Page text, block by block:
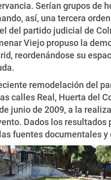
Serían grupos de
así, una tercera
del partido judicial de
Viejo propuso la
reordenándose su
remodelación del
calles Real, Huerta del
junio de 2009, a la
Dados los
fuentes documentales